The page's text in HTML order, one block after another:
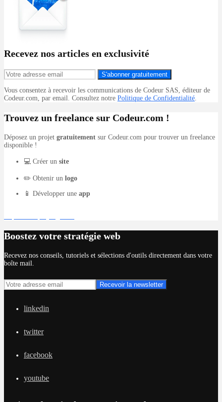
Recevez nos articles en exclusivité
S'abonner gratuitement
Vous consentez à recevoir les communications de Codeur SAS, éditeur de
Codeur.com, par email. Consultez notre Politique de Confidentialité
Trouvez un freelance sur Codeur.com !
Déposez un projet gratuitement sur Codeur.com pour trouver un freelance
disponible !
💻 Créer un site
✏️ Obtenir un logo
📱 Développer une app
Boostez votre stratégie web
Recevez nos conseils, tutoriels et sélections d'outils directement dans votre
boîte mail.
linkedin
twitter
facebook
youtube